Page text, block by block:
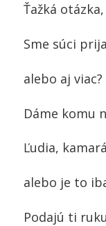
Ťažká
Sme súci
alebo aj viac?
Dáme komu
Ľudia,
alebo je to
Podajú ti